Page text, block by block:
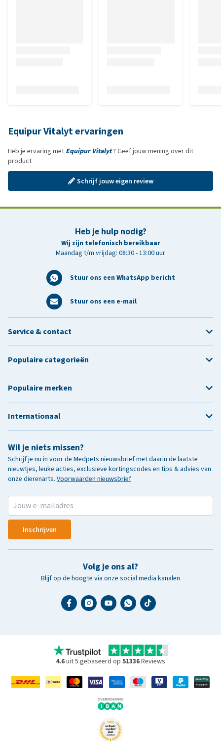
Equipur Vitalyt ervaringen
Heb je ervaring met Equipur Vitalyt? Geef jouw mening over dit
product
Schrijf jouw eigen review
Heb je hulp nodig?
Wij zijn telefonisch bereikbaar
Maandag t/m vrijdag: 08:30 - 13:00 uur
Stuur ons een WhatsApp bericht
Stuur ons een e-mail
Wil je niets missen?
Schrijf je nu in voor de Medpets nieuwsbrief met daarin de laatste
nieuwtjes, leuke acties, exclusieve kortingscodes en tips & advies van
onze dierenarts. Voorwaarden nieuwsbrief
Inschrijven
Volg je ons al?
Blijf op de hoogte via onze social media kanalen
Service & contact
Populaire categorieën
Populaire merken
Internationaal
4.6uit 5 gebaseerd op 51336Reviews